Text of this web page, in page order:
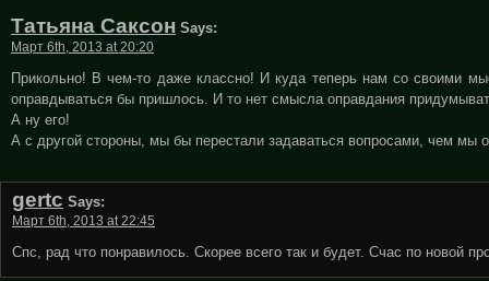
Татьяна Саксон Says:
Март 6th, 2013 at 20:20
Прикольно! В чем-то даже классно! И куда теперь нам со своими
оправдываться бы пришлось. И то нет смысла оправдания
А ну его!
А с другой стороны, мы бы перестали задаваться вопросами, чем мы
gertc Says:
Март 6th, 2013 at 22:45
Спс, рад что понравилось. Скорее всего так и будет. Счас по новой